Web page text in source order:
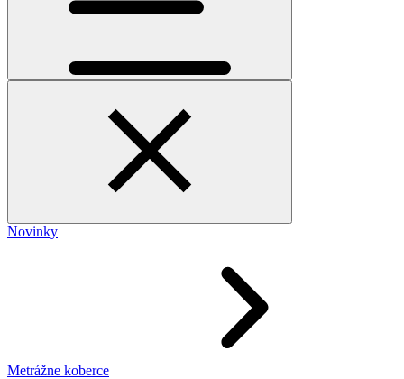
Novinky
Metrážne koberce